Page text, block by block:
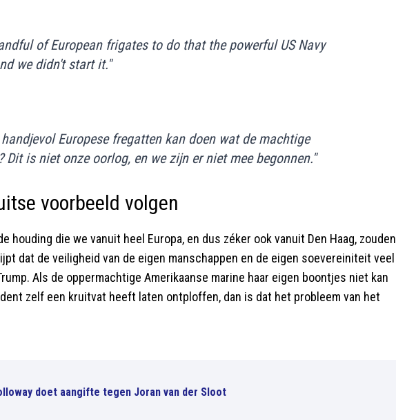
of European frigates to do that the powerful US Navy
we didn't start it."
Europese fregatten kan doen wat de machtige
is niet onze oorlog, en we zijn er niet mee begonnen."
voorbeeld volgen
houding die we vanuit heel Europa, en dus zéker ook vanuit Den Haag, zouden
dat de veiligheid van de eigen manschappen en de eigen soevereiniteit veel
Als de oppermachtige Amerikaanse marine haar eigen boontjes niet kan
zelf een kruitvat heeft laten ontploffen, dan is dat het probleem van het
doet aangifte tegen Joran van der Sloot